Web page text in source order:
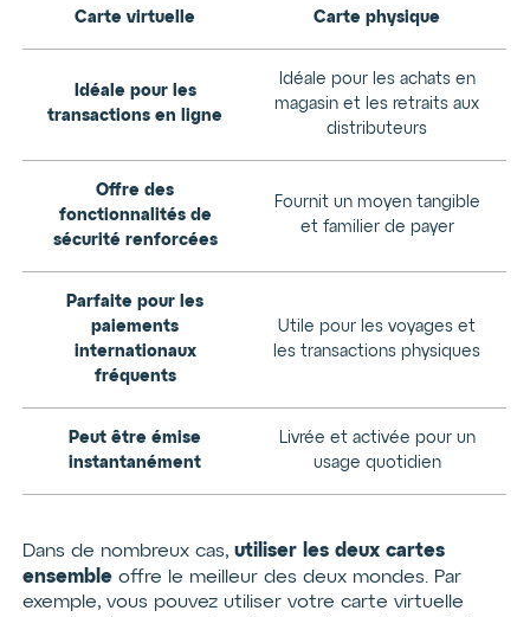
Carte virtuelle Carte physique
Idéale pour les
transactions en ligne
Idéale pour les achats en
magasin et les retraits aux
distributeurs
Offre des
fonctionnalités de
sécurité renforcées
Fournit un moyen tangible
et familier de payer
Parfaite pour les
paiements
internationaux
fréquents
Utile pour les voyages et
les transactions physiques
Peut être émise
instantanément
Livrée et activée pour un
usage quotidien
Dans de nombreux cas,utiliser les deux cartes
ensemble offre le meilleur des deux mondes. Par
exemple, vous pouvez utiliser votre carte virtuelle